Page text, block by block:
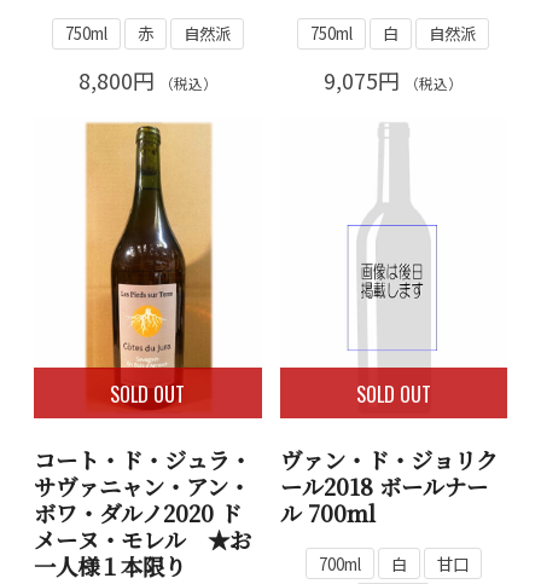
750ml 赤 自然派
8,800円 （税込）
750ml 白 自然派
9,075円 （税込）
SOLD OUT
コート・ド・ジュラ・
サヴァニャン・アン・
ボワ・ダルノ2020 ド
メーヌ・モレル ★お
一人様１本限り
SOLD OUT
ヴァン・ド・ジョリク
ール2018 ボールナー
ル 700ml
700ml 白
甘口